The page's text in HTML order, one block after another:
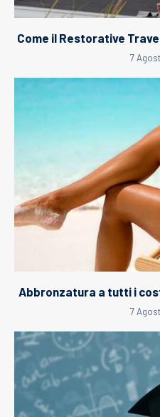
Come il Restorative
7
Abbronzatura a tutti i
7